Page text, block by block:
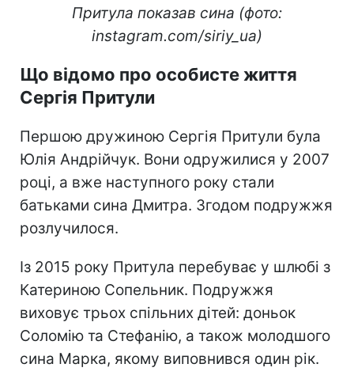
Притула показав сина (фото:
instagram.com/siriy_ua)
Що відомо про особисте життя
Сергія Притули
Першою дружиною Сергія Притули була
Юлія Андрійчук. Вони одружилися у 2007
році, а вже наступного року стали
батьками сина Дмитра. Згодом подружжя
розлучилося.
Із 2015 року Притула перебуває у шлюбі з
Катериною Сопельник. Подружжя
виховує трьох спільних дітей: доньок
Соломію та Стефанію, а також молодшого
сина Марка, якому виповнився один рік.